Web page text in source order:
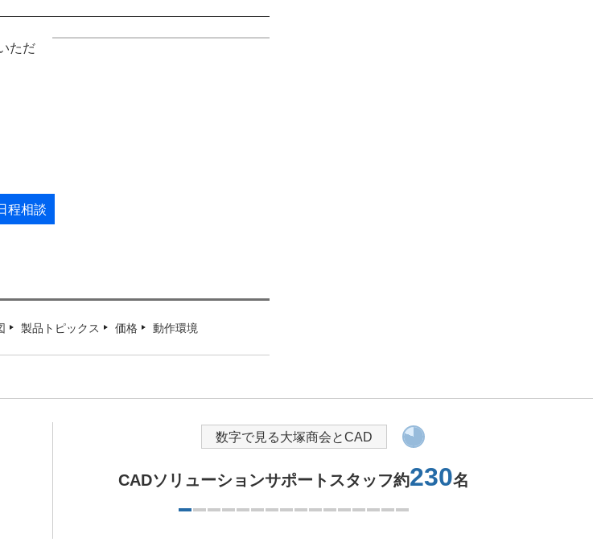
ただ
程相談
製品トピックス 価格 動作環境
数字で見る大塚商会とCAD
CADソリューションサポートスタッフ約230名
導入を検討されている方へ